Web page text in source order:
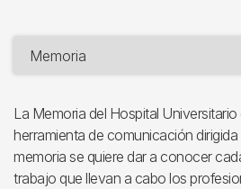
La Memoria del Hospital
herramienta de comunicación
memoria se quiere dar a conocer
trabajo que llevan a cabo los